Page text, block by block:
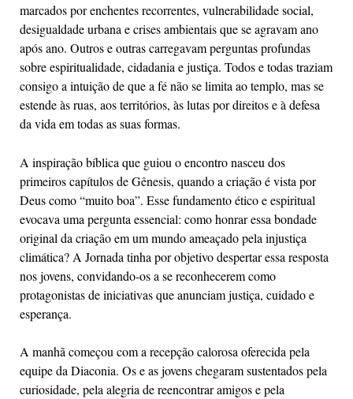
marcados por enchentes recorrentes, vulnerabilidade social,
desigualdade urbana e crises ambientais que se agravam ano
após ano. Outros e outras carregavam perguntas profundas
sobre espiritualidade, cidadania e justiça. Todos e todas traziam
consigo a intuição de que a fé não se limita ao templo, mas se
estende às ruas, aos territórios, às lutas por direitos e à defesa
da vida em todas as suas formas.
A inspiração bíblica que guiou o encontro nasceu dos
primeiros capítulos de Gênesis, quando a criação é vista por
Deus como “muito boa”. Esse fundamento ético e espiritual
evocava uma pergunta essencial: como honrar essa bondade
original da criação em um mundo ameaçado pela injustiça
climática? A Jornada tinha por objetivo despertar essa resposta
nos jovens, convidando-os a se reconhecerem como
protagonistas de iniciativas que anunciam justiça, cuidado e
esperança.
A manhã começou com a recepção calorosa oferecida pela
equipe da Diaconia. Os e as jovens chegaram sustentados pela
curiosidade, pela alegria de reencontrar amigos e pela